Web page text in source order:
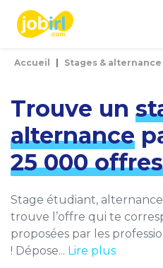
Accueil Stages & alternance
Trouve un
alternance
25 000 offres
Stage étudiant,
trouve l’offre qui te
proposées par les
! Dépose... Lire plus
Panneau de gestion des